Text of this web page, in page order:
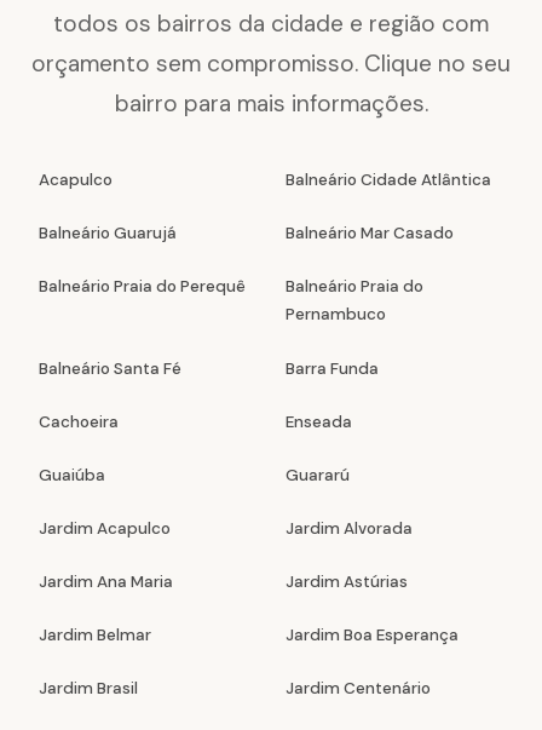
todos os bairros da cidade e região com
orçamento sem compromisso. Clique no seu
bairro para mais informações.
Acapulco Balneário Cidade Atlântica
Balneário Guarujá Balneário Mar Casado
Balneário Praia do Perequê
Balneário Praia do
Pernambuco
Balneário Santa Fé Barra Funda
Cachoeira Enseada
Guaiúba Guararú
Jardim Acapulco Jardim Alvorada
Jardim Ana Maria Jardim Astúrias
Jardim Belmar Jardim Boa Esperança
Jardim Brasil Jardim Centenário